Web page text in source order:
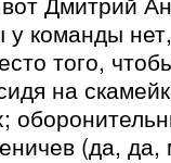
у команды
того,
на
(да,